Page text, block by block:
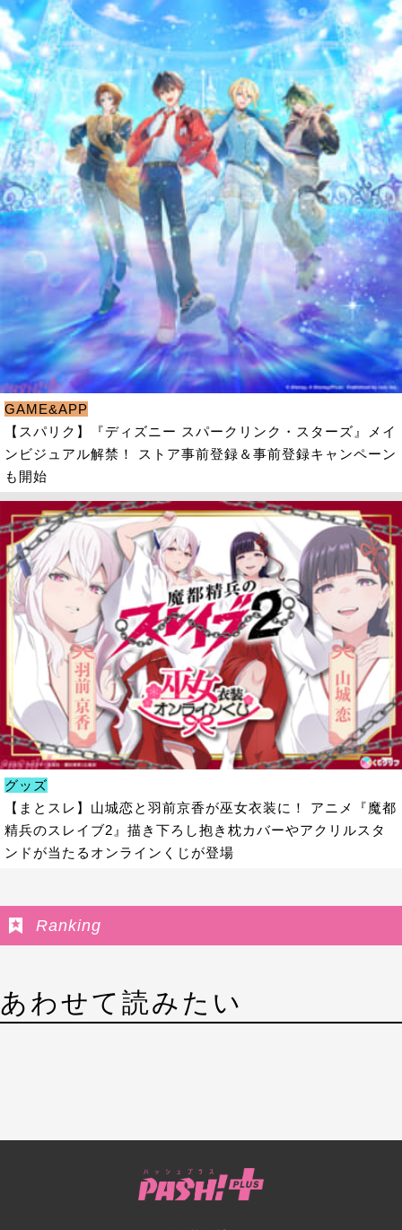
GAME&APP
【スパリク】『ディズニー スパークリンク・スターズ』メイ
ンビジュアル解禁！ ストア事前登録＆事前登録キャンペーン
も開始
グッズ
【まとスレ】山城恋と羽前京香が巫女衣装に！ アニメ『魔都
精兵のスレイブ2』描き下ろし抱き枕カバーやアクリルスタ
ンドが当たるオンラインくじが登場
Ranking
あわせて読みたい